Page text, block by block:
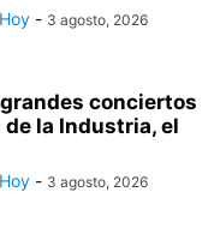
- 3 agosto, 2026
conciertos
la Industria, el
- 3 agosto, 2026